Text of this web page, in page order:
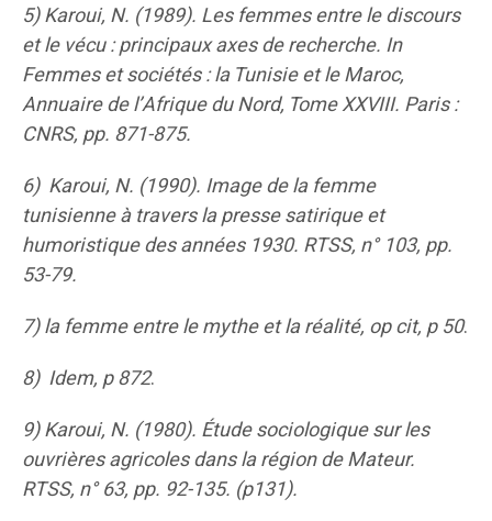
5) Karoui, N. (1989). Les femmes entre le discours
et le vécu : principaux axes de recherche. In
Femmes et sociétés : la Tunisie et le Maroc,
Annuaire de l’Afrique du Nord, Tome XXVIII. Paris :
CNRS, pp. 871-875.
6) Karoui, N. (1990). Image de la femme
tunisienne à travers la presse satirique et
humoristique des années 1930. RTSS, n° 103, pp.
53-79.
7) la femme entre le mythe et la réalité, op cit, p 50.
8) Idem, p 872.
9) Karoui, N. (1980). Étude sociologique sur les
ouvrières agricoles dans la région de Mateur.
RTSS, n° 63, pp. 92-135. (p131).